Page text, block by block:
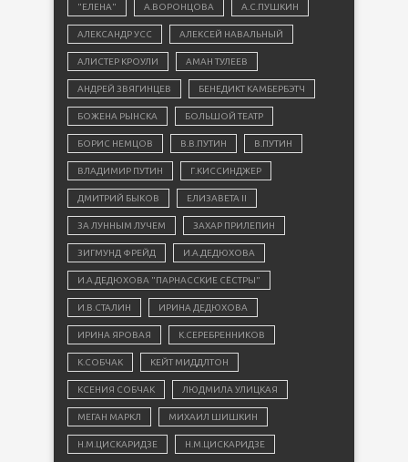
"ЕЛЕНА" А.ВОРОНЦОВА А.С.ПУШКИН
АЛЕКСАНДР УСС АЛЕКСЕЙ НАВАЛЬНЫЙ
АЛИСТЕР КРОУЛИ АМАН ТУЛЕЕВ
АНДРЕЙ ЗВЯГИНЦЕВ БЕНЕДИКТ КАМБЕРБЭТЧ
БОЖЕНА РЫНСКА БОЛЬШОЙ ТЕАТР
БОРИС НЕМЦОВ В.В.ПУТИН В.ПУТИН
ВЛАДИМИР ПУТИН Г.КИССИНДЖЕР
ДМИТРИЙ БЫКОВ ЕЛИЗАВЕТА II
ЗА ЛУННЫМ ЛУЧЕМ ЗАХАР ПРИЛЕПИН
ЗИГМУНД ФРЕЙД И.А.ДЕДЮХОВА
И.А.ДЕДЮХОВА "ПАРНАССКИЕ СЁСТРЫ"
И.В.СТАЛИН ИРИНА ДЕДЮХОВА
ИРИНА ЯРОВАЯ К.СЕРЕБРЕННИКОВ
К.СОБЧАК КЕЙТ МИДДЛТОН
КСЕНИЯ СОБЧАК ЛЮДМИЛА УЛИЦКАЯ
МЕГАН МАРКЛ МИХАИЛ ШИШКИН
Н.М.ЦИСКАРИДЗЕ Н.М.ЦИСКАРИДЗЕ